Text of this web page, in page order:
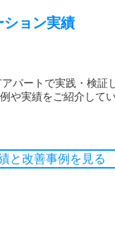
ション実績
と改善事例を見る
パートで実践・検証
や実績をご紹介してい